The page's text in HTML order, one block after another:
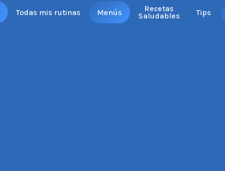
Todas mis rutinas Menús Recetas
Saludables Tips